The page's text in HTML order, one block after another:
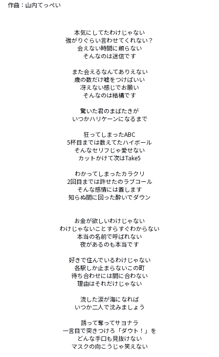
作曲： 山内てっぺい
本気にしてたわけじゃない
強がりぐらい言わせてくれない？
会えない時間に頼らない
そんなのは迷信です
また会えるなんてありえない
歳の数だけ嘘をつけばいい
冴えない感じでお願い
そんなのは結構です
驚いた君のまばたきが
いつかハリケーンになるまで
狂ってしまったABC
5杯目までは数えてたハイボール
そんなセリフじゃ愛せない
カットかけて次はTake5
わかってしまったカラクリ
2回目までは許せたのラブコール
そんな感情には蓋します
知らぬ間に回った酔いでダウン
お金が欲しいわけじゃない
わけじゃないことすらすぐわからない
本当の名前で呼ばれない
夜があるのも本当です
好きで住んでいるわけじゃない
各駅しか止まらないこの町
待ち合わせには間に合わない
理由はそれだけじゃない
流した涙が海になれば
いつか二人で沈みましょう
誘って奪ってサヨナラ
一言目で突きつけろ「ダウト！」を
どんな手口も見抜けない
マスクの向こうじゃ笑えない